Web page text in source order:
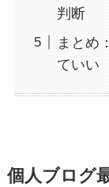
判断
まとめ
ていい
個人ブログ